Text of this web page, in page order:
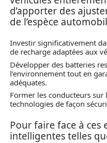
d’apporter des
de l’espèce
Investir significativement
de recharge adaptées aux
Développer des batteries
l’environnement tout en
adéquates.
Former les conducteurs sur
technologies de façon
Pour faire face à ces
intelligentes telles